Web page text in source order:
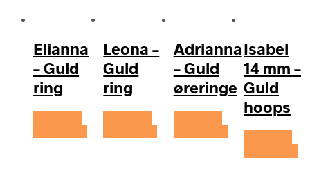
Elianna
– Guld
ring
Leona –
Guld
ring
Adrianna
– Guld
øreringe
Isabel
14 mm –
Guld
hoops